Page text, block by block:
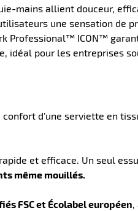
mains allient douceur,
une sensation de
ICON™
idéal pour les entreprises
d’une serviette en
et efficace. Un seul
même mouillés.
FSC et Écolabel européen,